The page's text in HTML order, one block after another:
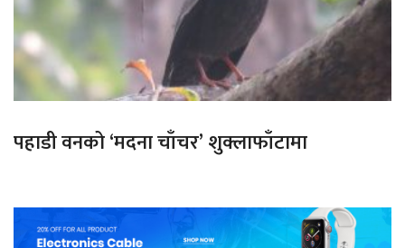
पहाडी वनको ‘मदना चाँचर’ शुक्लाफाँटामा